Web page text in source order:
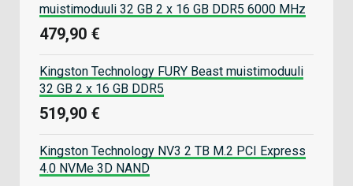
muistimoduuli 32 GB 2 x 16 GB DDR5 6000 MHz
479,90 €
Kingston Technology FURY Beast muistimoduuli
32 GB 2 x 16 GB DDR5
519,90 €
Kingston Technology NV3 2 TB M.2 PCI Express
4.0 NVMe 3D NAND